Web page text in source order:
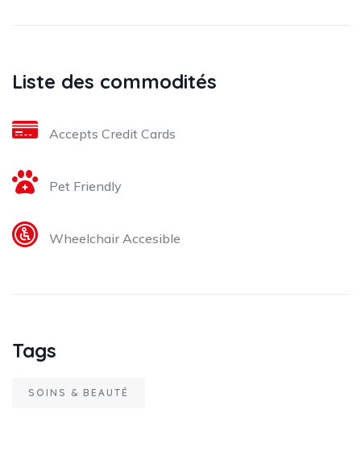
Liste des commodités
Accepts Credit Cards
Pet Friendly
Wheelchair Accesible
Tags
SOINS & BEAUTÉ